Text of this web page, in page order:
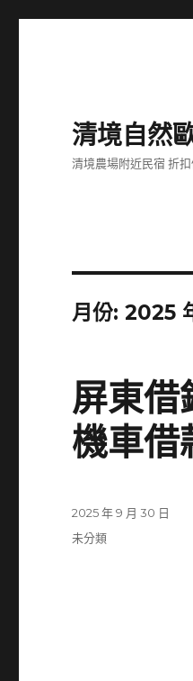
清境自然
清境農場附近民宿 折
月份:2025
屏東借
機車借
發
佈
2025 年 9 月 30 日
分
未分類